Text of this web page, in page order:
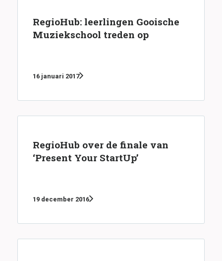
RegioHub: leerlingen Gooische
Muziekschool treden op
16 januari 2017
RegioHub over de finale van
‘Present Your StartUp’
19 december 2016